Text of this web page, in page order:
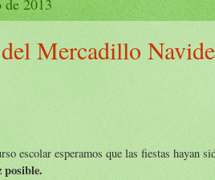
de 2013
Mercadillo
escolar esperamos que las fiestas hayan
posible.